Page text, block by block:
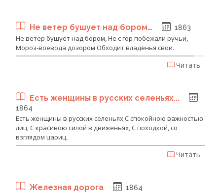
Не ветер бушует над бором… 1863
Не ветер бушует над бором, Не с гор побежали ручьи,
Мороз-воевода дозором Обходит владенья свои.
Читать
Есть женщины в русских селеньях...
1864
Есть женщины в русских селеньях С спокойною важностью
лиц, С красивою силой в движеньях, С походкой, со
взглядом цариц,
Читать
Железная дорога 1864